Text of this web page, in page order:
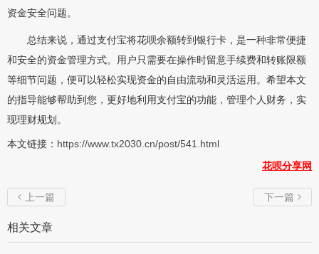
资金安全问题。
总结来说，通过支付宝将花呗余额转到银行卡，是一种非常便捷
和安全的资金管理方式。用户只需要在操作时留意手续费和转账限额
等细节问题，便可以轻松实现资金的自由流动和灵活运用。希望本文
的指导能够帮助到您，更好地利用支付宝的功能，管理个人财务，实
现理财规划。
本文链接： https://www.tx2030.cn/post/541.html
花呗分享网
 上一篇 下一篇 
相关文章